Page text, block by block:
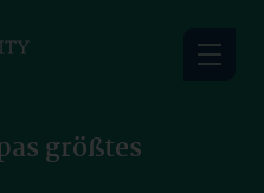
größtes